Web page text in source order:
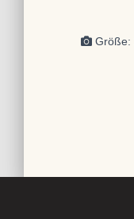
Größe: